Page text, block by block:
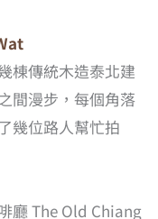
棟傳統木造泰北建
間漫步，每個角落
幾位路人幫忙拍
廳 The Old Chiang